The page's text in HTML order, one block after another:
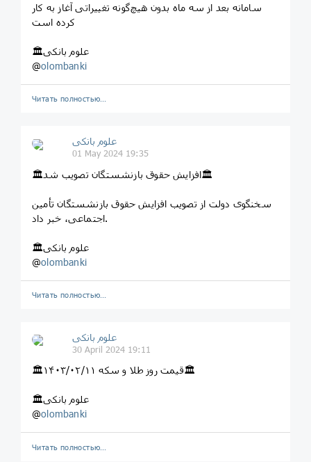
سامانه بعد از سه ماه بدون هيچ‌گونه تغييراتی آغاز به كار
كرده است
🏛علوم بانکی
@olombanki
Читать полностью…
علوم بانکی
01 May 2024 19:35
🏛افزایش حقوق بازنشستگان تصویب شد🏛
سخنگوی دولت از تصویب افزایش حقوق بازنشستگان تأمین
اجتماعی، خبر داد.
🏛علوم بانکی
@olombanki
Читать полностью…
علوم بانکی
30 April 2024 19:11
🏛قیمت روز طلا و سکه ۱۴۰۳/۰۲/۱۱🏛
🏛علوم بانکی
@olombanki
Читать полностью…